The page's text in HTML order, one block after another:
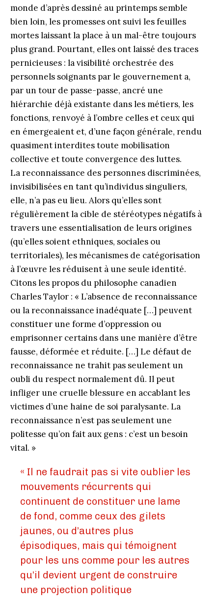
monde d’après dessiné au printemps semble
bien loin, les promesses ont suivi les feuilles
mortes laissant la place à un mal-être toujours
plus grand. Pourtant, elles ont laissé des traces
pernicieuses : la visibilité orchestrée des
personnels soignants par le gouvernement a,
par un tour de passe-passe, ancré une
hiérarchie déjà existante dans les métiers, les
fonctions, renvoyé à l’ombre celles et ceux qui
en émergeaient et, d’une façon générale, rendu
quasiment interdites toute mobilisation
collective et toute convergence des luttes.
La reconnaissance des personnes discriminées,
invisibilisées en tant qu’individus singuliers,
elle, n’a pas eu lieu. Alors qu’elles sont
régulièrement la cible de stéréotypes négatifs à
travers une essentialisation de leurs origines
(qu’elles soient ethniques, sociales ou
territoriales), les mécanismes de catégorisation
à l’œuvre les réduisent à une seule identité.
Citons les propos du philosophe canadien
Charles Taylor : « L’absence de reconnaissance
ou la reconnaissance inadéquate […] peuvent
constituer une forme d’oppression ou
emprisonner certains dans une manière d’être
fausse, déformée et réduite. […] Le défaut de
reconnaissance ne trahit pas seulement un
oubli du respect normalement dû. Il peut
infliger une cruelle blessure en accablant les
victimes d’une haine de soi paralysante. La
reconnaissance n’est pas seulement une
politesse qu’on fait aux gens : c’est un besoin
vital. »
« Il ne faudrait pas si vite oublier les
mouvements récurrents qui
continuent de constituer une lame
de fond, comme ceux des gilets
jaunes, ou d’autres plus
épisodiques, mais qui témoignent
pour les uns comme pour les autres
qu’il devient urgent de construire
une projection politique